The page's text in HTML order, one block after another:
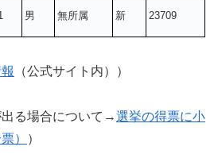
男 無所属 新 23709
（公式サイト内））
出る場合について→選挙の得票に小
）
）